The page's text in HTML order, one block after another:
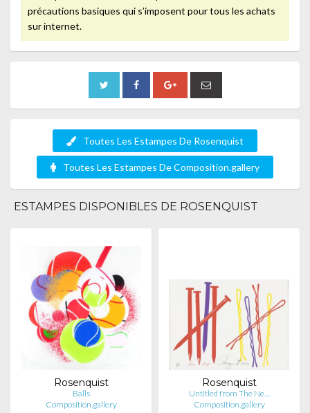
précautions basiques qui s’imposent pour tous les achats
sur internet.
Toutes Les Estampes De Rosenquist
Toutes Les Estampes De Composition.gallery
ESTAMPES DISPONIBLES DE ROSENQUIST
Rosenquist
Balls
Composition.gallery
Rosenquist
Untitled from The Ne…
Composition.gallery